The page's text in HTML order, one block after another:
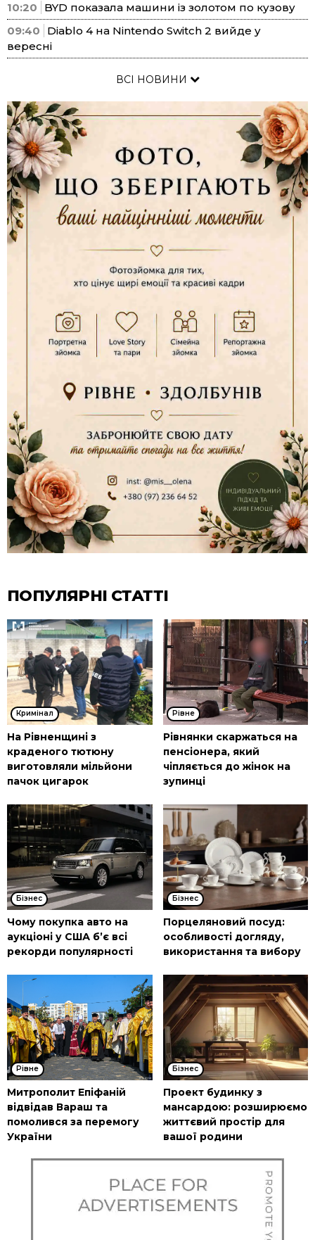
10:20
BYD показала машини із золотом по кузову
09:40
Diablo 4 на Nintendo Switch 2 вийде у
вересні
ВСІ НОВИНИ
ПОПУЛЯРНІ СТАТТІ
Кримінал
На Рівненщині з
краденого тютюну
виготовляли мільйони
пачок цигарок
Рівне
Рівнянки скаржаться на
пенсіонера, який
чіпляється до жінок на
зупинці
Бізнес
Чому покупка авто на
аукціоні у США б’є всі
рекорди популярності
Бізнес
Порцеляновий посуд:
особливості догляду,
використання та вибору
Рівне
Митрополит Епіфаній
відвідав Вараш та
помолився за перемогу
України
Бізнес
Проект будинку з
мансардою: розширюємо
життєвий простір для
вашої родини